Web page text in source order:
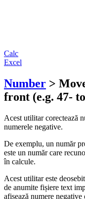
Calc
Excel
Number >
front (e.g. 47-
Acest utilitar corectează
numerele negative.
De exemplu, un număr
este un număr care
în calcule.
Acest utilitar este
de anumite fișiere text
afișează numere